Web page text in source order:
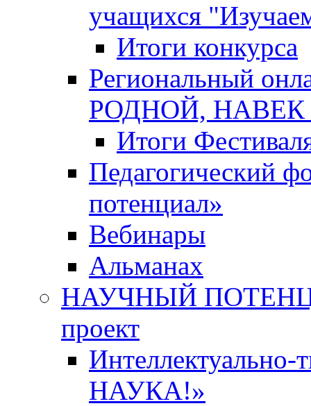
учащихся
Итоги конкурса
Региональный
РОДНОЙ,
Итоги
Педагогический
потенциал»
Вебинары
Альманах
НАУЧНЫЙ
проект
НАУКА!»